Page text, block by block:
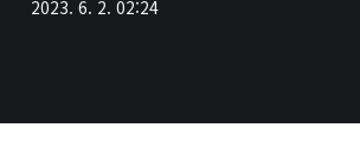
2023. 6. 2. 02:24